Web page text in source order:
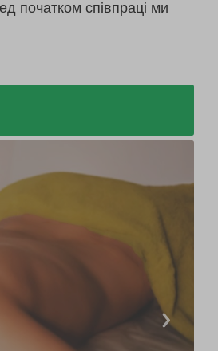
початком співпраці ми